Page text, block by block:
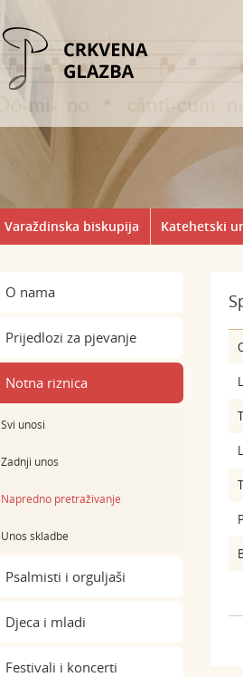
Varaždinska biskupija Katehetski
O nama
Prijedlozi za pjevanje
Notna riznica
Svi unosi
Zadnji unos
Napredno pretraživanje
Unos skladbe
Psalmisti i orguljaši
Djeca i mladi
Festivali i koncerti